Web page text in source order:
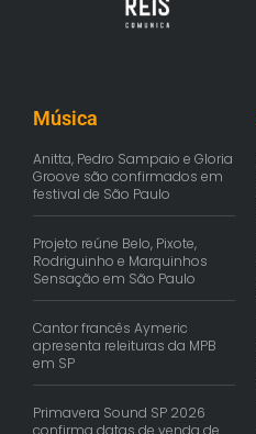
Música
Anitta, Pedro Sampaio e Gloria
Groove são confirmados em
festival de São Paulo
Projeto reúne Belo, Pixote,
Rodriguinho e Marquinhos
Sensação em São Paulo
Cantor francês Aymeric
apresenta releituras da MPB
em SP
Primavera Sound SP 2026
confirma datas de venda de